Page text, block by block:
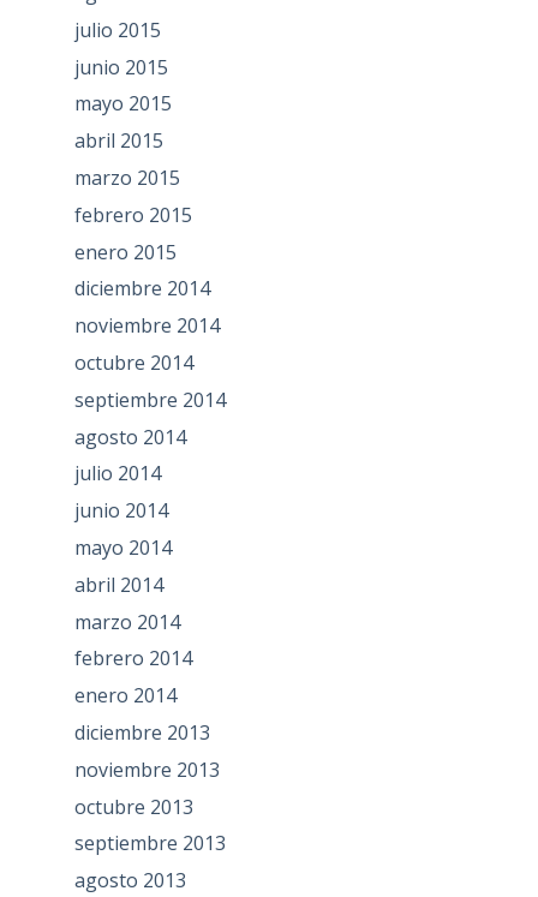
julio 2015
junio 2015
mayo 2015
abril 2015
marzo 2015
febrero 2015
enero 2015
diciembre 2014
noviembre 2014
octubre 2014
septiembre 2014
agosto 2014
julio 2014
junio 2014
mayo 2014
abril 2014
marzo 2014
febrero 2014
enero 2014
diciembre 2013
noviembre 2013
octubre 2013
septiembre 2013
agosto 2013